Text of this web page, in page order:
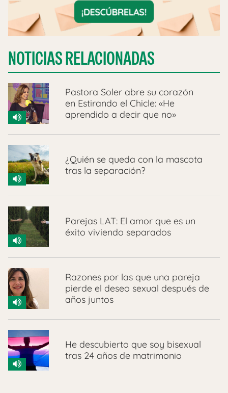
NOTICIAS RELACIONADAS
Pastora Soler abre su corazón
en Estirando el Chicle: «He
aprendido a decir que no»
¿Quién se queda con la mascota
tras la separación?
Parejas LAT: El amor que es un
éxito viviendo separados
Razones por las que una pareja
pierde el deseo sexual después de
años juntos
He descubierto que soy bisexual
tras 24 años de matrimonio